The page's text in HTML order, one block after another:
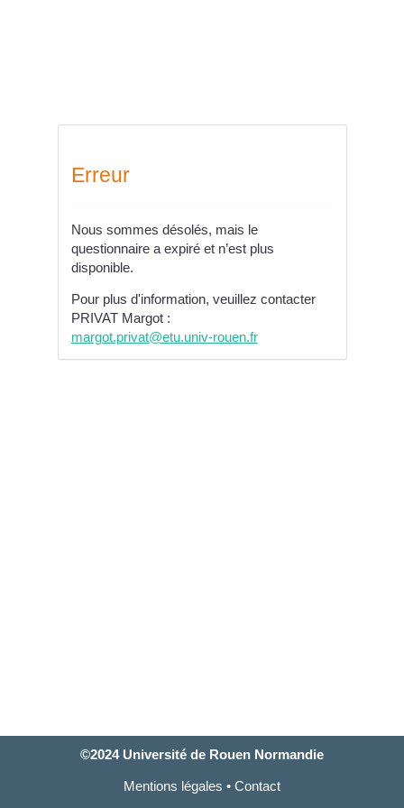
Erreur
Nous sommes désolés, mais le
questionnaire a expiré et n’est plus
disponible.
Pour plus d'information, veuillez contacter
PRIVAT Margot :
margot.privat@etu.univ-rouen.fr
©2024 Université de Rouen Normandie
Mentions légales • Contact